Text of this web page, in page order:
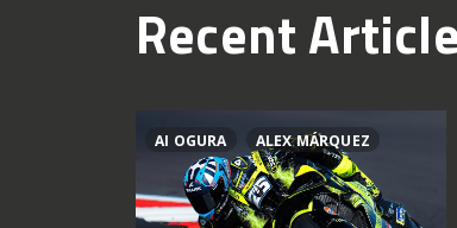
Recent
AI OGURA ALEX MÁRQUEZ